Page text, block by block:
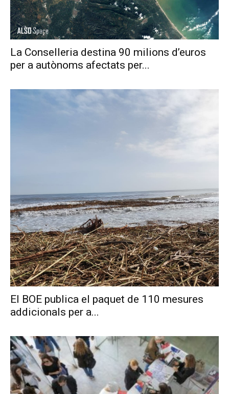
La Conselleria destina 90 milions d’euros
per a autònoms afectats per...
El BOE publica el paquet de 110 mesures
addicionals per a...